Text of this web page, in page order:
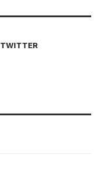
TWITTER